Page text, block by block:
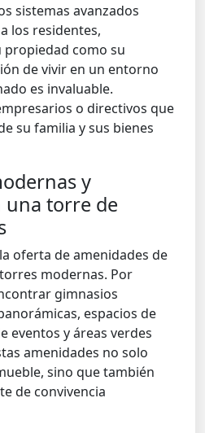
sistemas avanzados
los residentes,
como su
de vivir en un entorno
es invaluable.
o directivos que
su familia y sus bienes
y
una torre de
oferta de amenidades de
modernas. Por
gimnasios
espacios de
eventos y áreas verdes
amenidades no solo
sino que también
de convivencia